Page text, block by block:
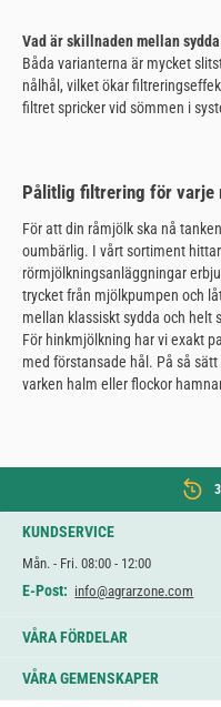
Vad är skillnaden mellan
Båda varianterna är mycket
nålhål, vilket ökar
filtret spricker vid sömmen i
Pålitlig filtrering för varje
För att din råmjölk ska nå
oumbärlig. I vårt sortiment
rörmjölkningsanläggningar
trycket från mjölkpumpen och
mellan klassiskt sydda och helt
För hinkmjölkning har vi exakt
med förstansade hål. På så
varken halm eller flockor
KUNDSERVICE
Mån. - Fri. 08:00 - 12:00
E-Post: info@agrarzone.com
VÅRA FÖRDELAR
VÅRA GEMENSKAPER